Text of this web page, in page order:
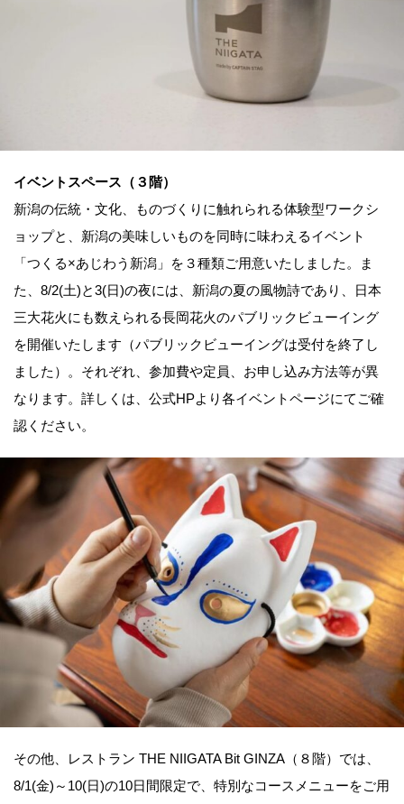
イベントスペース（３階）
新潟の伝統・文化、ものづくりに触れられる体験型ワークシ
ョップと、新潟の美味しいものを同時に味わえるイベント
「つくる×あじわう新潟」を３種類ご用意いたしました。ま
た、8/2(土)と3(日)の夜には、新潟の夏の風物詩であり、日本
三大花火にも数えられる長岡花火のパブリックビューイング
を開催いたします（パブリックビューイングは受付を終了し
ました）。それぞれ、参加費や定員、お申し込み方法等が異
なります。詳しくは、公式HPより各イベントページにてご確
認ください。
その他、レストラン THE NIIGATA Bit GINZA（８階）では、
8/1(金)～10(日)の10日間限定で、特別なコースメニューをご用